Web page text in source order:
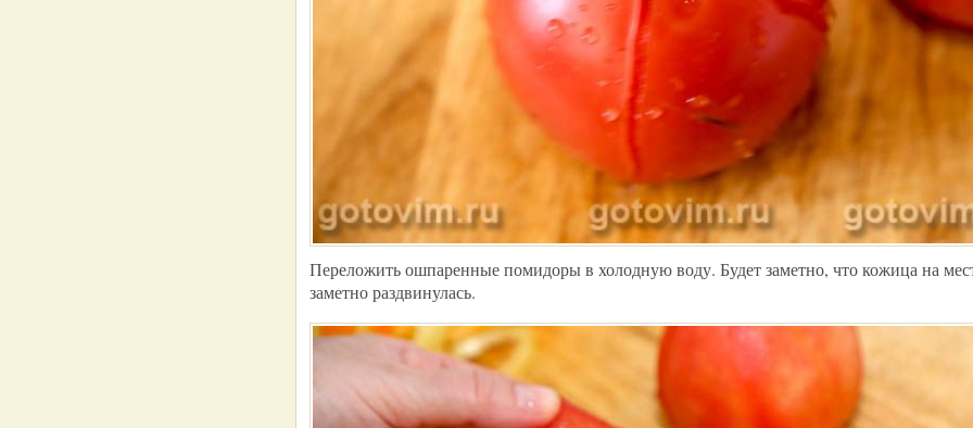
Переложить ошпаренные помидоры в холодную воду. Будет заметно, что кожица на
заметно раздвинулась.